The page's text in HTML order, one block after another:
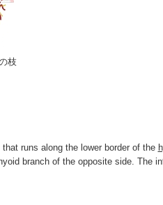
枝
runs along the lower border of the
branch of the opposite side. The